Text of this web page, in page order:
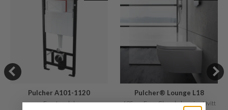
Pulcher A101-1120
Frontmodul
Pulcher® Lounge L18
485 cm Easy-Clean belægning Hvitt